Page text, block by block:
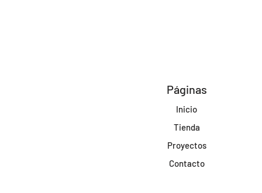
Páginas
Inicio
Tienda
Proyectos
Contacto